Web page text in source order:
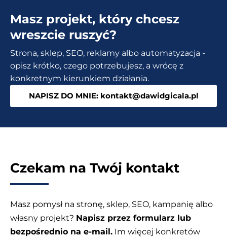
każdy
blok
kliknięciem
[Elementor
PRO]
Masz projekt, który chcesz
wreszcie ruszyć?
Strona, sklep, SEO, reklamy albo automatyzacja -
opisz krótko, czego potrzebujesz, a wrócę z
konkretnym kierunkiem działania.
NAPISZ DO MNIE: kontakt@dawidgicala.pl
Czekam na Twój kontakt
Masz pomysł na stronę, sklep, SEO, kampanię albo
własny projekt? Napisz przez formularz lub
bezpośrednio na e-mail. Im więcej konkretów